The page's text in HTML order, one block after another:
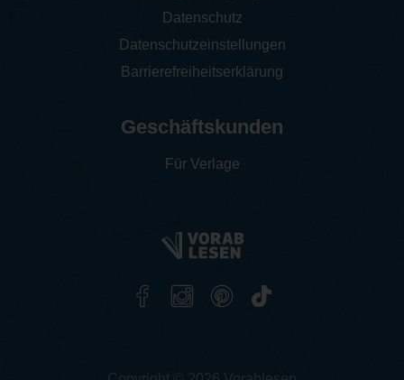
Datenschutz
Datenschutzeinstellungen
Barrierefreiheitserklärung
Geschäftskunden
Für Verlage